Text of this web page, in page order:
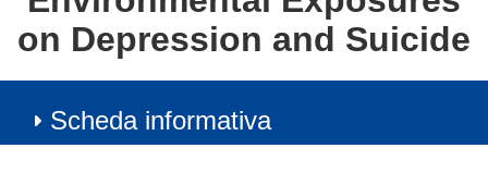
on Depression and Suicide
Scheda informativa